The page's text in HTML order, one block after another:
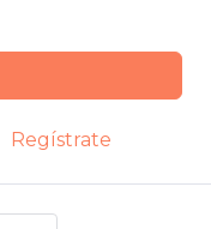
Regístrate